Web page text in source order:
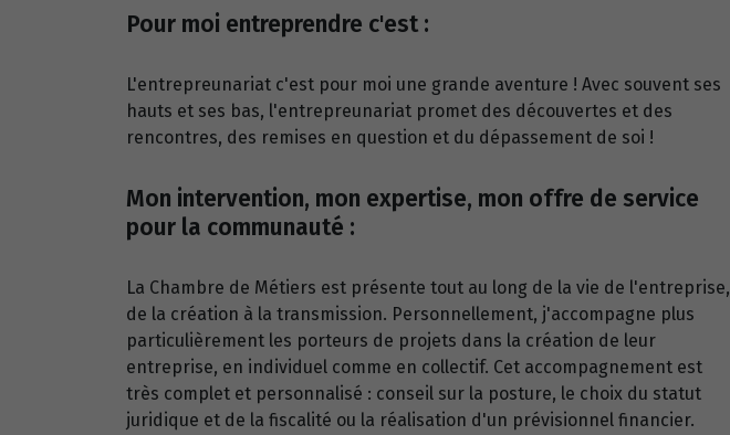
Pour moi entreprendre c'est :
L'entrepreunariat c'est pour moi une grande aventure ! Avec souvent ses
hauts et ses bas, l'entrepreunariat promet des découvertes et des
rencontres, des remises en question et du dépassement de soi !
Mon intervention, mon expertise, mon offre de service
pour la communauté :
La Chambre de Métiers est présente tout au long de la vie de l'entreprise,
de la création à la transmission. Personnellement, j'accompagne plus
particulièrement les porteurs de projets dans la création de leur
entreprise, en individuel comme en collectif. Cet accompagnement est
très complet et personnalisé : conseil sur la posture, le choix du statut
juridique et de la fiscalité ou la réalisation d'un prévisionnel financier.